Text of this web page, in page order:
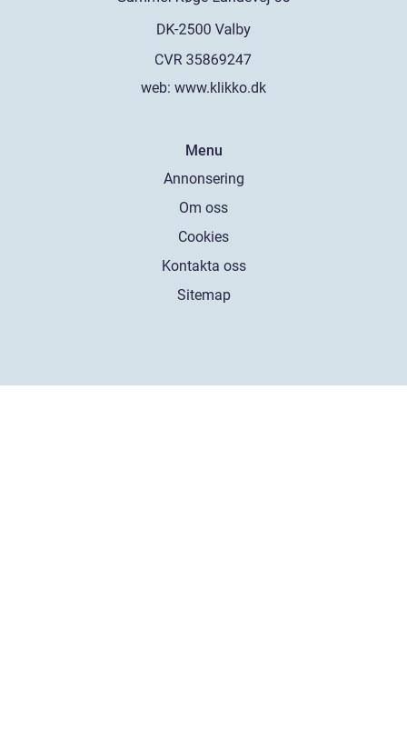
web: www.klikko.dk
Menu
Annonsering
Om oss
Cookies
Kontakta oss
Sitemap